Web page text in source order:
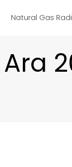
Natural Gas